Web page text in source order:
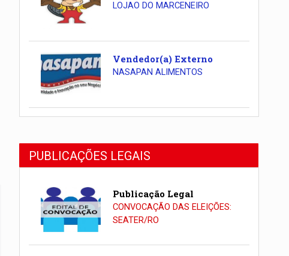
LOJAO DO MARCENEIRO
Vendedor(a) Externo
NASAPAN ALIMENTOS
PUBLICAÇÕES LEGAIS
Publicação Legal
CONVOCAÇÃO DAS ELEIÇÕES:
SEATER/RO